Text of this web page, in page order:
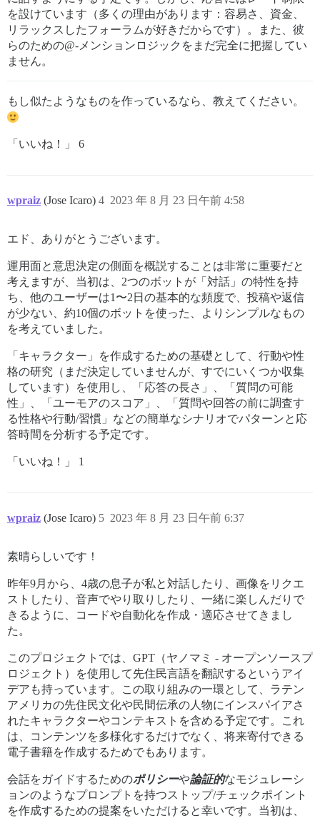
を設けています（多くの理由があります：容易さ、資金、
リラックスしたフォーラムが好きだからです）。また、彼
らのための@-メンションロジックをまだ完全に把握してい
ません。
もし似たようなものを作っているなら、教えてください。
「いいね！」 6
wpraiz (Jose Icaro) 2023 年 8 月 23 日午前 4:58
4
エド、ありがとうございます。
運用面と意思決定の側面を概説することは非常に重要だと
考えますが、当初は、2つのボットが「対話」の特性を持
ち、他のユーザーは1〜2日の基本的な頻度で、投稿や返信
が少ない、約10個のボットを使った、よりシンプルなもの
を考えていました。
「キャラクター」を作成するための基礎として、行動や性
格の研究（まだ決定していませんが、すでにいくつか収集
しています）を使用し、「応答の長さ」、「質問の可能
性」、「ユーモアのスコア」、「質問や回答の前に調査す
る性格や行動/習慣」などの簡単なシナリオでパターンと応
答時間を分析する予定です。
「いいね！」 1
wpraiz (Jose Icaro) 2023 年 8 月 23 日午前 6:37
5
素晴らしいです！
昨年9月から、4歳の息子が私と対話したり、画像をリクエ
ストしたり、音声でやり取りしたり、一緒に楽しんだりで
きるように、コードや自動化を作成・適応させてきまし
た。
このプロジェクトでは、GPT（ヤノマミ - オープンソースプ
ロジェクト）を使用して先住民言語を翻訳するというアイ
デアも持っています。この取り組みの一環として、ラテン
アメリカの先住民文化や民間伝承の人物にインスパイアさ
れたキャラクターやコンテキストを含める予定です。これ
は、コンテンツを多様化するだけでなく、将来寄付できる
電子書籍を作成するためでもあります。
会話をガイドするためのポリシーや論証的なモジュレーシ
ョンのようなプロンプトを持つストップ/チェックポイント
を作成するための提案をいただけると幸いです。当初は、